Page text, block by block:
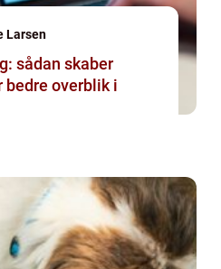
Larsen
sådan skaber
overblik i